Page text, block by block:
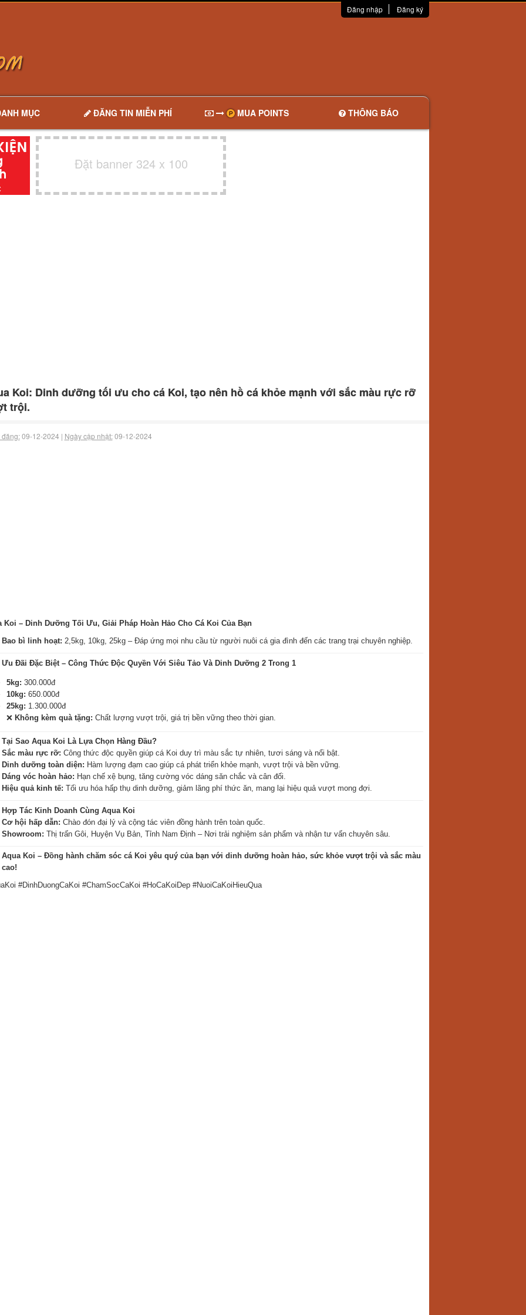
Đăng nhập Đăng ký
MỤC ĐĂNG TIN MIỄN PHÍ MUA POINTS THÔNG BÁO
Đặt banner 324 x 100
Koi: Dinh dưỡng tối ưu cho cá Koi, tạo nên hồ cá khỏe mạnh với sắc màu rực rỡ
trội.
đăng:09-12-2024 | Ngày cập nhật:09-12-2024
Koi – Dinh Dưỡng Tối Ưu, Giải Pháp Hoàn Hảo Cho Cá Koi Của Bạn
Bao bì linh hoạt: 2,5kg, 10kg, 25kg – Đáp ứng mọi nhu cầu từ người nuôi cá gia đình đến các trang trại chuyên nghiệp.
Ưu Đãi Đặc Biệt – Công Thức Độc Quyền Với Siêu Tảo Và Dinh Dưỡng 2 Trong 1
5kg: 300.000đ
10kg: 650.000đ
25kg: 1.300.000đ
❌ Không kèm quà tặng: Chất lượng vượt trội, giá trị bền vững theo thời gian.
Tại Sao Aqua Koi Là Lựa Chọn Hàng Đầu?
Sắc màu rực rỡ: Công thức độc quyền giúp cá Koi duy trì màu sắc tự nhiên, tươi sáng và nổi bật.
Dinh dưỡng toàn diện: Hàm lượng đạm cao giúp cá phát triển khỏe mạnh, vượt trội và bền vững.
Dáng vóc hoàn hảo: Hạn chế xệ bụng, tăng cường vóc dáng săn chắc và cân đối.
Hiệu quả kinh tế: Tối ưu hóa hấp thụ dinh dưỡng, giảm lãng phí thức ăn, mang lại hiệu quả vượt mong đợi.
Hợp Tác Kinh Doanh Cùng Aqua Koi
Cơ hội hấp dẫn: Chào đón đại lý và cộng tác viên đồng hành trên toàn quốc.
Showroom: Thị trấn Gôi, Huyện Vụ Bản, Tỉnh Nam Định – Nơi trải nghiệm sản phẩm và nhận tư vấn chuyên sâu.
Aqua Koi – Đồng hành chăm sóc cá Koi yêu quý của bạn với dinh dưỡng hoàn hảo, sức khỏe vượt trội và sắc màu
#DinhDuongCaKoi #ChamSocCaKoi #HoCaKoiDep #NuoiCaKoiHieuQua